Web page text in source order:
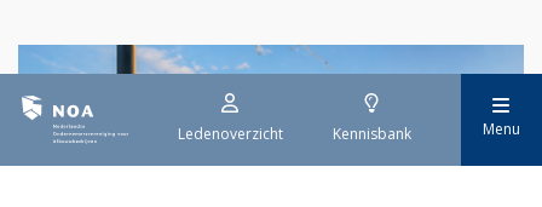
Ledenoverzicht Kennisbank Menu